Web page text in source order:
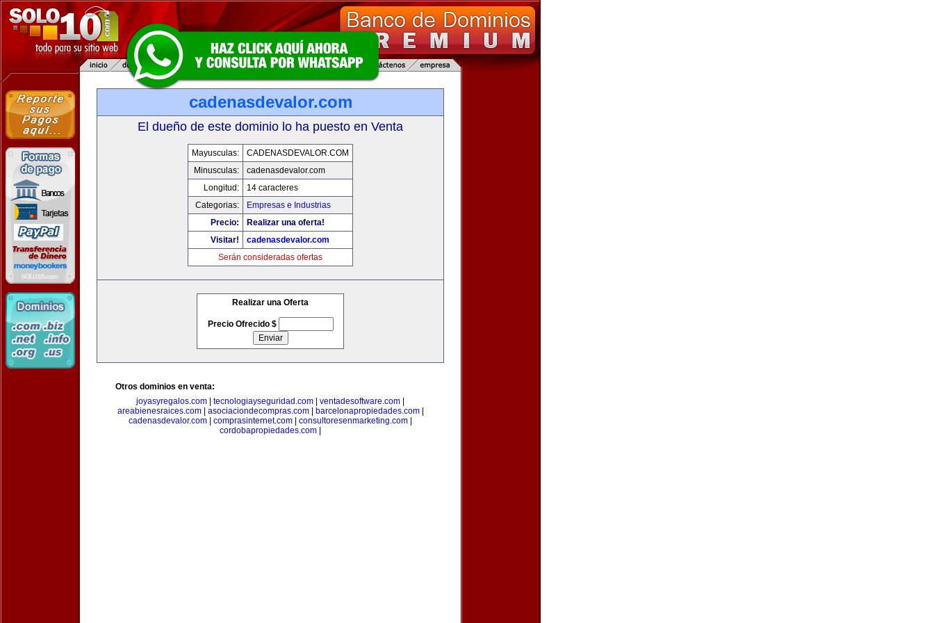
cadenasdevalor.com
El dueño de este dominio lo ha puesto en Venta
Mayusculas:
CADENASDEVALOR.COM
Minusculas:
cadenasdevalor.com
Longitud:
14 caracteres
Categorias:
Empresas e Industrias
Precio:
Realizar una oferta!
Visitar!
cadenasdevalor.com
Serán consideradas ofertas
Realizar una Oferta
Precio Ofrecido $
Otros dominios en venta:
joyasyregalos.com
tecnologiayseguridad.com ventadesoftware.com
areabienesraices.com| asociaciondecompras.com| barcelonapropiedades.com|
cadenasdevalor.com
comprasinternet.com consultoresenmarketing.com
cordobapropiedades.com